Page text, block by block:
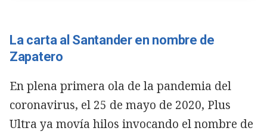
La carta al Santander en nombre de
Zapatero
En plena primera ola de la pandemia del
coronavirus, el 25 de mayo de 2020, Plus
Ultra ya movía hilos invocando el nombre de